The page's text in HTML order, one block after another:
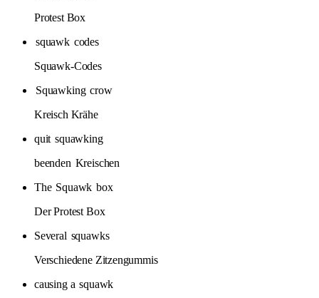
Protest Box
squawk codes
Squawk-Codes
Squawking crow
Kreisch Krähe
quit squawking
beenden Kreischen
The Squawk box
Der Protest Box
Several squawks
Verschiedene Zitzengummis
causing a squawk